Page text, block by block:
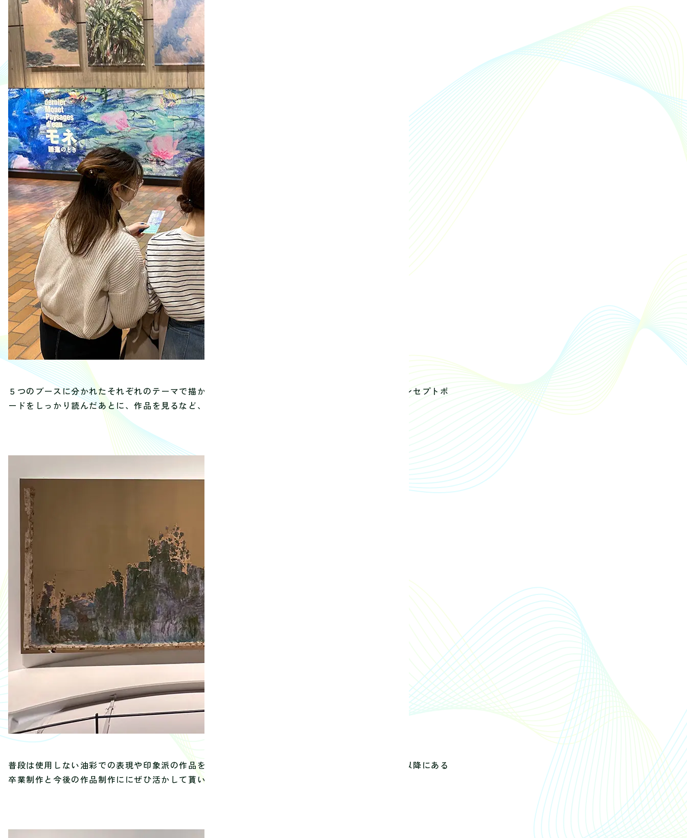
５つのブースに分かれたそれぞれのテーマで描かれている作品に、ブースの入り口に設置されたコンセプトボ
ードをしっかり読んだあとに、作品を見るなど、学生各々が作品展を楽しんでいました。
普段は使用しない油彩での表現や印象派の作品を前に、新たな刺激と表現方法、見せ方など年明け以降にある
卒業制作と今後の作品制作ににぜひ活かして貰いたいと思います。